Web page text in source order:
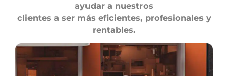
ayudar a nuestros
clientes a ser más eficientes, profesionales y
rentables.